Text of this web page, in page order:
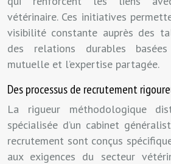
vétérinaire. Ces initiatives
visibilité constante auprès des
des relations durables
mutuelle et l’expertise partagée.
Des processus de recrutement
La rigueur méthodologique
spécialisée d’un cabinet
recrutement sont conçus
aux exigences du secteur